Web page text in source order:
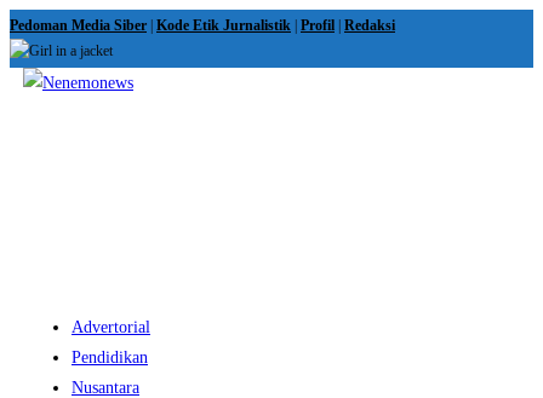
Skip
to
content
Pedoman Media Siber Kode Etik Jurnalistik Profil Redaksi
Advertorial
Pendidikan
Nusantara